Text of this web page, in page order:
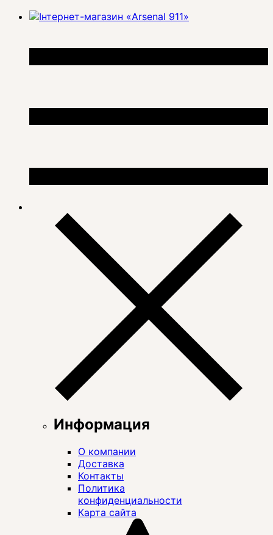
Информация
О компании
Доставка
Контакты
Политика
конфиденциальности
Карта сайта